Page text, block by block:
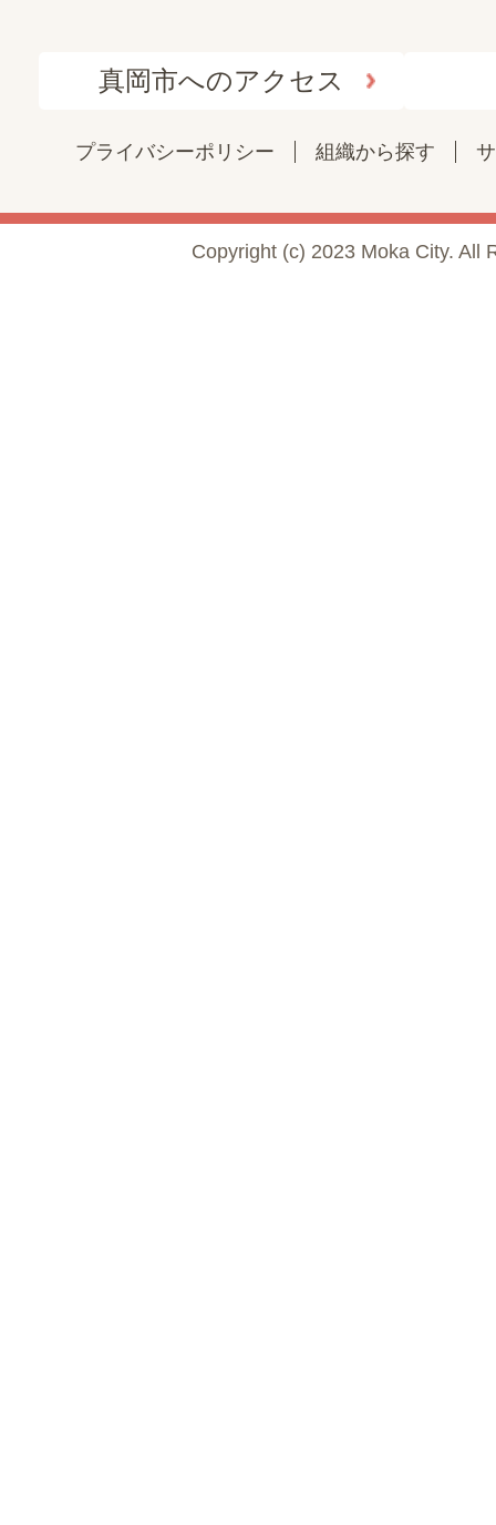
真岡市へのアクセス
プライバシーポリシー 組織から探す
Copyright (c) 2023 Moka City. All